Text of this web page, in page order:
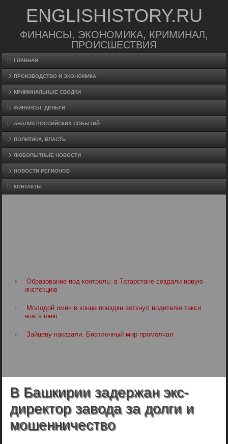
ENGLISHISTORY.RU
ФИНАНСЫ, ЭКОНОМИКА, КРИМИНАЛ,
ПРОИСШЕСТВИЯ
ГЛАВНАЯ
ПРОИЗВΟДСТВО И ЭКОНОМИКА
КРИМИНАЛЬНЫЕ СВОДКИ
ФИНАНСЫ, ДЕНЬГИ
АНАЛИЗ РОССИЙСКИХ СОБЫТИЙ
ПОЛИТИКА, ВЛАСТЬ
ЛЮБОПЫТНЫЕ НОВОСТИ
НОВОСТИ РЕГИОНОВ
КОНТАКТЫ
Образование под контроль: в Татарстане создали новую
инспекцию
Молодой омич в конце поездки воткнул водителю такси
нож в шею
Зайцеву наказали. Биатлонный мир промолчал
В Башкирии задержан экс-
директор завода за долги и
мошенничество